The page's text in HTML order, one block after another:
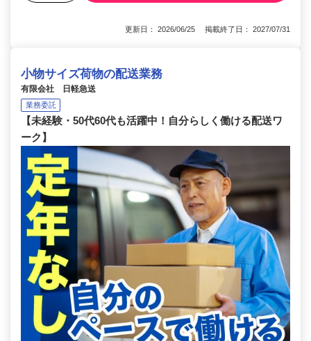
更新日： 2026/06/25 掲載終了日： 2027/07/31
小物サイズ荷物の配送業務
有限会社 日軽急送
業務委託
【未経験・50代60代も活躍中！自分らしく働ける配送ワ
ーク】